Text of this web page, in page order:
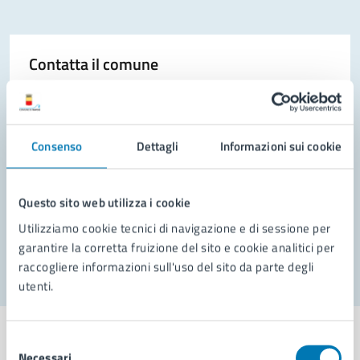
Consenso Dettagli Informazioni sui cookie
Questo sito web utilizza i cookie
Utilizziamo cookie tecnici di navigazione e di sessione per
garantire la corretta fruizione del sito e cookie analitici per
raccogliere informazioni sull'uso del sito da parte degli
utenti.
Contatta il comune
Prenota appuntamento
Problemi in città
Segnala disservizio